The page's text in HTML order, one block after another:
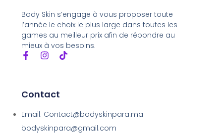
Body Skin s’engage à vous proposer toute
l’année le choix le plus large dans toutes les
games au meilleur prix afin de répondre au
mieux à vos besoins.
Contact
Email: Contact@bodyskinpara.ma
bodyskinpara@gmail.com